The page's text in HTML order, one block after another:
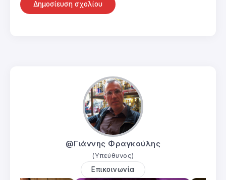
@Γιάννης Φραγκούλης
(Υπεύθυνος)
Επικοινωνία